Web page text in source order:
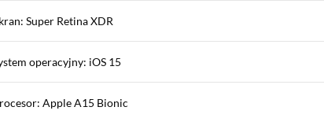
Super Retina XDR
operacyjny: iOS 15
Apple A15 Bionic